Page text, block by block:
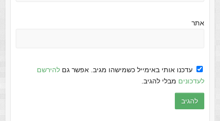
אתר
עדכנו אותי באימייל כשמישהו מגיב. אפשר גם להירשם
לעדכונים מבלי להגיב.